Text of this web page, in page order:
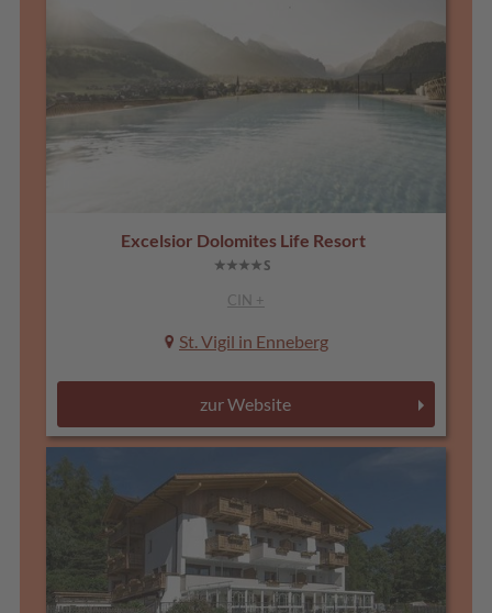
Excelsior Dolomites Life Resort
CIN +
St. Vigil in Enneberg
zur Website